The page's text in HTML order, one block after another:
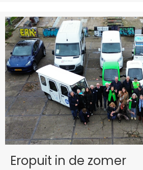
Eropuit in de zomer